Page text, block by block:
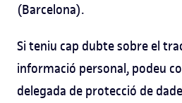
(Barcelona).
Si teniu cap dubte sobre el
informació personal, podeu
delegada de protecció de